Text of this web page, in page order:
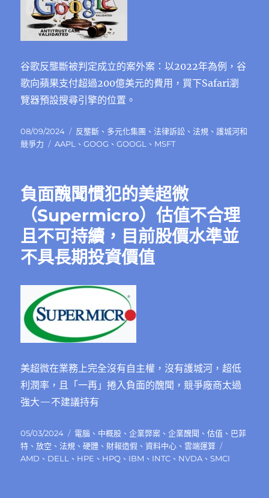
谷歌反壟斷被判定成立的案外案：以2022年為例，谷
歌向蘋果支付超過200億美元的費用，買下Safari瀏
覽器預設搜尋引擎的位置。
發
佈
08/09/2024
分
類
反壟斷 、 多元化集團 、法律訴訟 、法規 、護城河和
競爭力
標
AAPL 、GOOG 、GOOGL 、 MSFT
負面醜聞慣犯的美超微
（Supermicro）估值不合理
且不可持續，目前股價水準並
不具長期投資價值
美超微在業務上完全沒有自主權，沒有護城河，超低
利潤率，且「一再」捲入負面的醜聞，競爭廠商太過
強大—不建議持有
發
佈
日
05/03/2024
分
類
電腦 、 中概股 、企業弊案 、企業醜聞 、估值 、 巴菲
特 、放空 、法規 、硬體 、 財報造假 、資料中心 、雲端運算
籤
AMD 、 DELL 、 HPE 、 HPQ 、 IBM 、 INTC 、 NVDA 、SMCI